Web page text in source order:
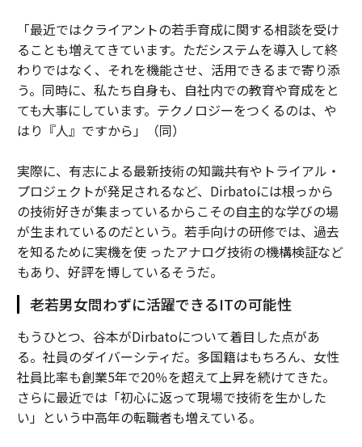
「最近ではクライアントの若手育成に関する相談を受け
ることも増えてきています。ただシステムを導入して終
わりではなく、それを機能させ、活用できるまで寄り添
う。同時に、私たち自身も、自社内での教育や育成をと
ても大事にしています。テクノロジーをつくるのは、や
はり『人』ですから」（同）
実際に、有志による最新技術の知識共有やトライアル・
プロジェクトが発足されるなど、Dirbatoには根っから
の技術好きが集まっているからこその自主的な学びの場
が生まれているのだという。若手向けの研修では、過去
を知るために実機を使 ったアナログ技術の機構検証など
もあり、好評を博しているそうだ。
老若男女問わずに活躍できるITの可能性
もうひとつ、谷本がDirbatoについて着目した点があ
る。社員のダイバーシティだ。多国籍はもちろん、女性
社員比率も創業5年で20％を超えて上昇を続けてきた。
さらに最近では「初心に返って現場で技術を生かした
い」という中高年の転職者も増えている。